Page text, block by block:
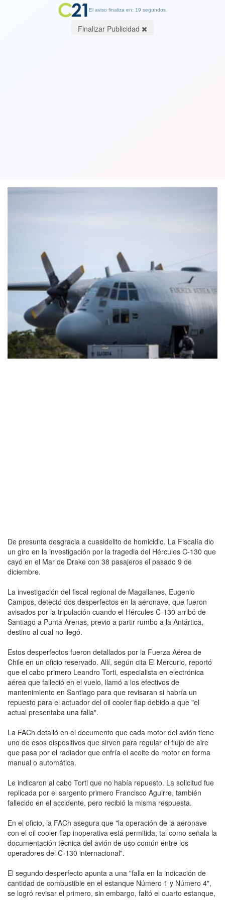
De presunta desgracia a cuasidelito de homicidio. La Fiscalía dio
un giro en la investigación por la tragedia del Hércules C-130 que
cayó en el Mar de Drake con 38 pasajeros el pasado 9 de
diciembre.
La investigación del fiscal regional de Magallanes, Eugenio
Campos, detectó dos desperfectos en la aeronave, que fueron
avisados por la tripulación cuando el Hércules C-130 arribó de
Santiago a Punta Arenas, previo a partir rumbo a la Antártica,
destino al cual no llegó.
Estos desperfectos fueron detallados por la Fuerza Aérea de
Chile en un oficio reservado. Allí, según cita El Mercurio, reportó
que el cabo primero Leandro Torti, especialista en electrónica
aérea que falleció en el vuelo, llamó a los efectivos de
mantenimiento en Santiago para que revisaran si habría un
repuesto para el actuador del oil cooler flap debido a que "el
actual presentaba una falla".
La FACh detalló en el documento que cada motor del avión tiene
uno de esos dispositivos que sirven para regular el flujo de aire
que pasa por el radiador que enfría el aceite de motor en forma
manual o automática.
Le indicaron al cabo Torti que no había repuesto. La solicitud fue
replicada por el sargento primero Francisco Aguirre, también
fallecido en el accidente, pero recibió la misma respuesta.
En el oficio, la FACh asegura que "la operación de la aeronave
con el oil cooler flap inoperativa está permitida, tal como señala la
documentación técnica del avión de uso común entre los
operadores del C-130 internacional".
El segundo desperfecto apunta a una "falla en la indicación de
cantidad de combustible en el estanque Número 1 y Número 4",
se logró revisar el primero, sin embargo, faltó el cuarto estanque,
El aviso finaliza en: 19 segundos.
Finalizar Publicidad